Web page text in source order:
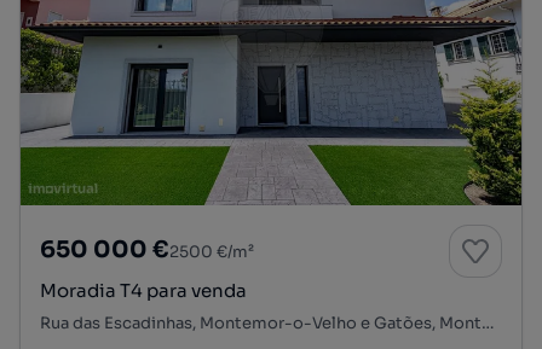
650 000 €2500 €/m²
Moradia T4 para venda
Rua das Escadinhas, Montemor-o-Velho e Gatões, Montemor-o-Velho, Coimbra